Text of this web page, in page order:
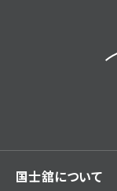
国士舘について